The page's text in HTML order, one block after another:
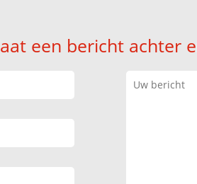
een bericht achter